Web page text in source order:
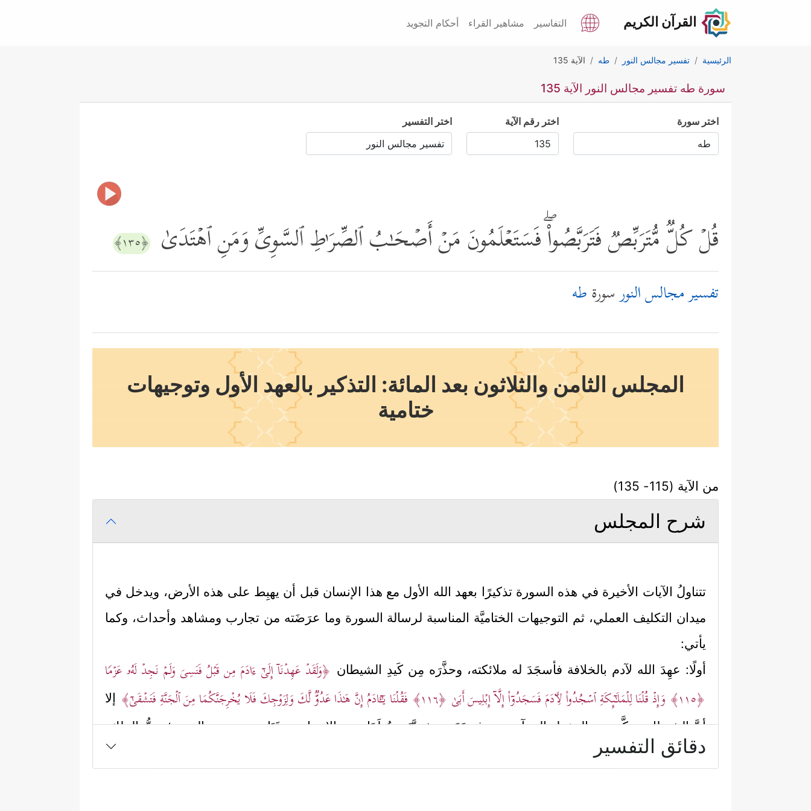
القرآن الكريم التفاسير مشاهير القراء أحكام التجويد
الرئيسية تفسير مجالس النور طه الآية 135
سورة طه تفسير مجالس النور الآية 135
اختر سورة اختر رقم الآية اختر التفسير
قُلۡ كُلࣱّ مُّتَرَبِّصࣱ فَتَرَبَّصُواْۖ فَسَتَعۡلَمُونَ مَنۡ أَصۡحَـٰبُ ٱلصِّرَ ٰ⁠طِ ٱلسَّوِیِّ وَمَنِ ٱهۡتَدَىٰ ﴿١٣٥﴾
تفسير مجالس النورسورةطه
المجلس الثامن والثلاثون بعد المائة: التذكير بالعهد الأول وتوجيهات
ختامية
من الآية (115- 135)
شرح المجلس
تتناولُ الآيات الأخيرة في هذه السورة تذكيرًا بعهد الله الأول مع هذا الإنسان قبل أن يهبِط على هذه الأرض، ويدخل في
ميدان التكليف العملي، ثم التوجيهات الختاميَّة المناسبة لرسالة السورة وما عرَضَته من تجارب ومشاهد وأحداث، وكما
يأتي:
أولًا: عهِدَ الله لآدم بالخلافة فأسجَدَ له ملائكته، وحذَّرَه مِن كَيدِ الشيطان ﴿وَلَقَدۡ عَهِدۡنَاۤ إِلَىٰۤ ءَادَمَ مِن قَبۡلُ فَنَسِیَ وَلَمۡ نَجِدۡ لَهُۥ عَزۡمࣰا
﴿١١٥﴾
وَإِذۡ قُلۡنَا لِلۡمَلَـٰۤىِٕكَةِ ٱسۡجُدُواْ لِـَٔادَمَ فَسَجَدُوۤاْ إِلَّاۤ إِبۡلِیسَ أَبَىٰ ﴿١١٦﴾ فَقُلۡنَا یَـٰۤـَٔادَمُ إِنَّ هَـٰذَا عَدُوࣱّ لَّكَ وَلِزَوۡجِكَ فَلَا یُخۡرِجَنَّكُمَا مِنَ ٱلۡجَنَّةِ فَتَشۡقَىٰۤ﴾ إلا
أنَّ الشيطان تمكَّن مِن الدخول إلى آدم مِن غريزَتَين بشريَّتَين تُولَدَان مع الإنسان وتبقَيَان معه حتى الموت؛ حبُّ الملك،
وحبُّ البقاء، أو هما حبُّ الدنيا، وكراهيةُ الموت
فَأَكَلَا
دقائق التفسير